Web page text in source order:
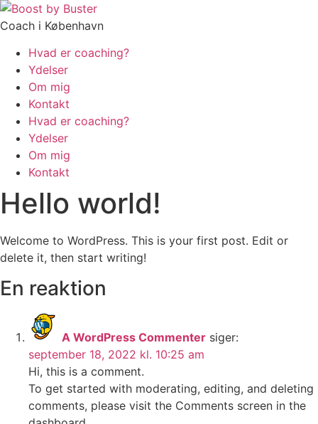
Coach i København
Hvad er coaching?
Ydelser
Om mig
Kontakt
Hvad er coaching?
Ydelser
Om mig
Kontakt
Hello world!
Welcome to WordPress. This is your first post. Edit or
delete it, then start writing!
En reaktion
A WordPress Commenter siger:
september 18, 2022 kl. 10:25 am
Hi, this is a comment.
To get started with moderating, editing, and deleting
comments, please visit the Comments screen in the